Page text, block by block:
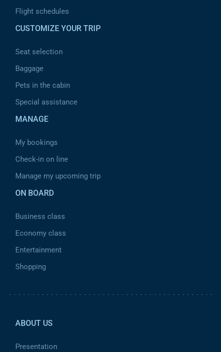
Flight schedules
CUSTOMIZE YOUR TRIP
Seat selection
Baggage
Pets in the cabin
Special assistance
MANAGE
My bookings
Check-in on line
Manage my upcoming trip
ON BOARD
Business class
Economy class
Entertainment
Shopping
ABOUT US
Presentation